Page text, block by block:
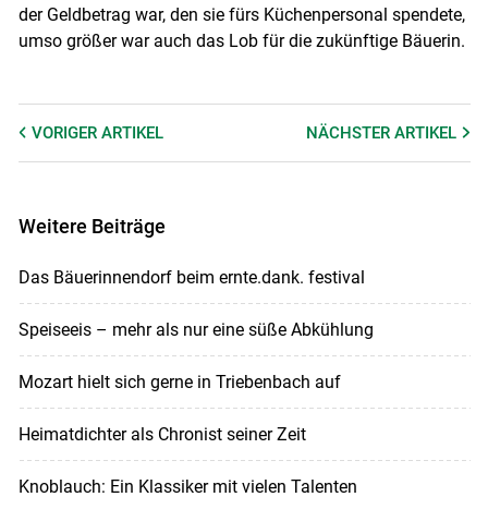
der Geld­betrag war, den sie fürs Küchen­per­sonal spendete,
umso größer war auch das Lob für die zukünftige Bäuerin.
VORIGER ARTIKEL NÄCHSTERARTIKEL
Weitere Beiträge
Das Bäuerinnendorf beim ernte.dank. festival
Speiseeis – mehr als nur eine süße Abkühlung
Mozart hielt sich gerne in Triebenbach auf
Heimatdichter als Chronist seiner Zeit
Knoblauch: Ein Klassiker mit vielen Talenten